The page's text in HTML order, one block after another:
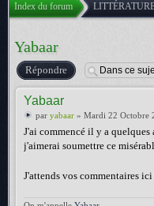
Index du forum
Yabaar
Répondre
Yabaar
par yabaar » Mardi 22 Octobre
J'ai commencé il y a quelques
j'aimerai soumettre ce
J'attends vos commentaires ici